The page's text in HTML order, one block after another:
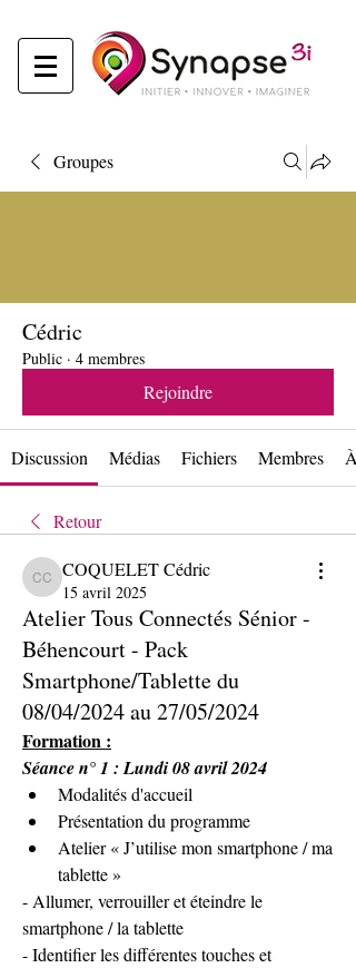
Groupes
Cédric
Public · 4 membres
Rejoindre
Discussion Médias Fichiers Membres
Retour
COQUELET Cédric
COQUELET Cédric
15 avril 2025
Atelier Tous Connectés Sénior -
Béhencourt - Pack
Smartphone/Tablette du
08/04/2024 au 27/05/2024
Formation :
Séance n° 1 : Lundi 08 avril 2024
Modalités d'accueil
Présentation du programme
Atelier « J’utilise mon smartphone / ma
tablette »
- Allumer, verrouiller et éteindre le
smartphone / la tablette
- Identifier les différentes touches et